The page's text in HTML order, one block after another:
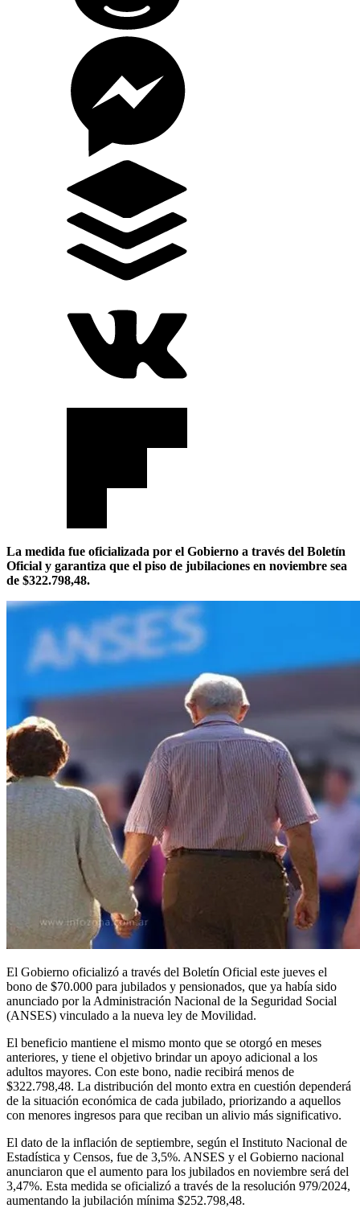
La medida fue oficializada por el Gobierno a través del Boletín
Oficial y garantiza que el piso de jubilaciones en noviembre sea
de $322.798,48.
El Gobierno oficializó a través del Boletín Oficial este jueves el
bono de $70.000 para jubilados y pensionados, que ya había sido
anunciado por la Administración Nacional de la Seguridad Social
(ANSES) vinculado a la nueva ley de Movilidad.
El beneficio mantiene el mismo monto que se otorgó en meses
anteriores, y tiene el objetivo brindar un apoyo adicional a los
adultos mayores. Con este bono, nadie recibirá menos de
$322.798,48. La distribución del monto extra en cuestión dependerá
de la situación económica de cada jubilado, priorizando a aquellos
con menores ingresos para que reciban un alivio más significativo.
El dato de la inflación de septiembre, según el Instituto Nacional de
Estadística y Censos, fue de 3,5%. ANSES y el Gobierno nacional
anunciaron que el aumento para los jubilados en noviembre será del
3,47%. Esta medida se oficializó a través de la resolución 979/2024,
aumentando la jubilación mínima $252.798,48.